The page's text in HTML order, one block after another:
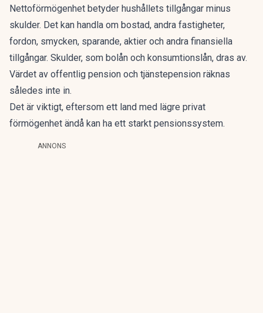
Nettoförmögenhet betyder hushållets tillgångar minus
skulder. Det kan handla om bostad, andra fastigheter,
fordon, smycken, sparande, aktier och andra finansiella
tillgångar. Skulder, som bolån och konsumtionslån, dras av.
Värdet av offentlig pension och tjänstepension räknas
således inte in.
Det är viktigt, eftersom ett land med lägre privat
förmögenhet ändå kan ha ett starkt pensionssystem.
ANNONS